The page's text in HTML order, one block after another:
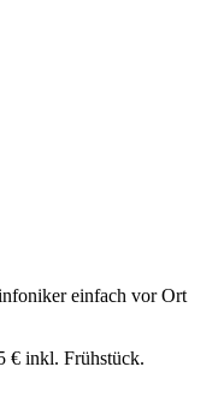
einfach vor Ort
€ inkl. Frühstück.